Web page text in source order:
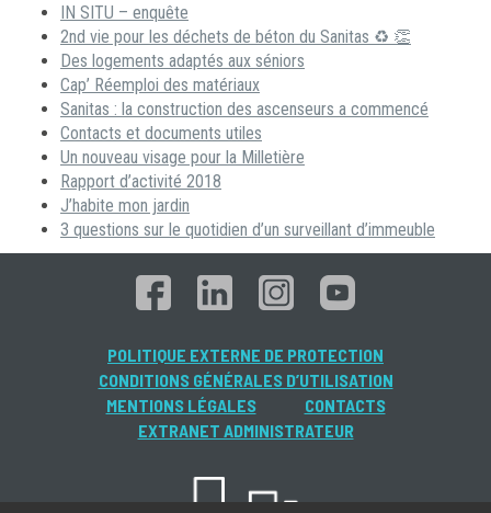
IN SITU – enquête
2nd vie pour les déchets de béton du Sanitas ♻ 👏
Des logements adaptés aux séniors
Cap’ Réemploi des matériaux
Sanitas : la construction des ascenseurs a commencé
Contacts et documents utiles
Un nouveau visage pour la Milletière
Rapport d’activité 2018
J’habite mon jardin
3 questions sur le quotidien d’un surveillant d’immeuble
POLITIQUE EXTERNE DE PROTECTION
CONDITIONS GÉNÉRALES D’UTILISATION
MENTIONS LÉGALES
CONTACTS
EXTRANET ADMINISTRATEUR